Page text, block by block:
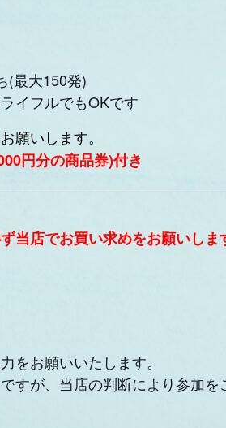
(最大150発)
イフルでもOKです
願いします。
円分の商品券)付き
当店でお買い求めをお願いしま
をお願いいたします。
すが、当店の判断により参加